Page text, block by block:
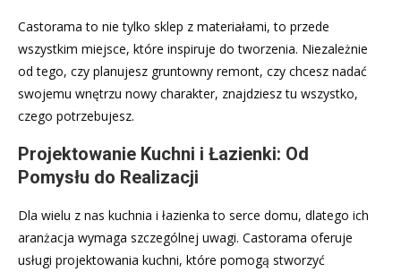
Castorama to nie tylko sklep z materiałami, to przede
wszystkim miejsce, które inspiruje do tworzenia. Niezależnie
od tego, czy planujesz gruntowny remont, czy chcesz nadać
swojemu wnętrzu nowy charakter, znajdziesz tu wszystko,
czego potrzebujesz.
Projektowanie Kuchni i Łazienki: Od
Pomysłu do Realizacji
Dla wielu z nas kuchnia i łazienka to serce domu, dlatego ich
aranżacja wymaga szczególnej uwagi. Castorama oferuje
usługi projektowania kuchni, które pomogą stworzyć